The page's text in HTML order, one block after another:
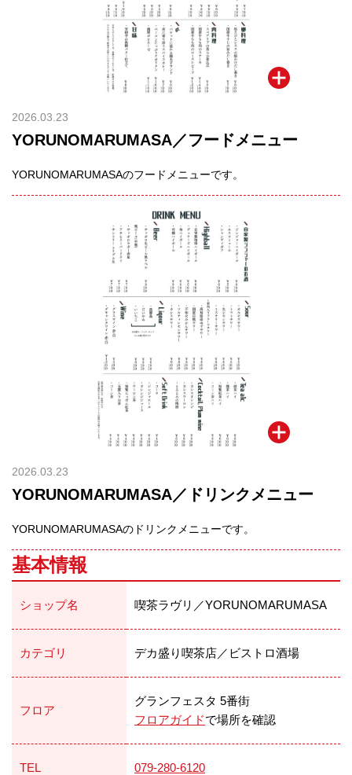
2026.03.23
YORUNOMARUMASA／フードメニュー
YORUNOMARUMASAのフードメニューです。
2026.03.23
YORUNOMARUMASA／ドリンクメニュー
YORUNOMARUMASAのドリンクメニューです。
基本情報
ショップ名 喫茶ラヴリ／YORUNOMARUMASA
カテゴリ デカ盛り喫茶店／ビストロ酒場
フロア
グランフェスタ 5番街
フロアガイドで場所を確認
TEL 079-280-6120